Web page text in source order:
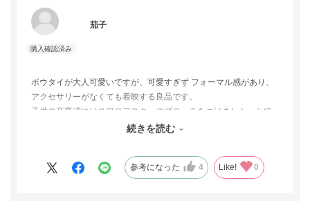
茄子
ボウタイが大人可愛いですが、可愛すぎず フォーマル感があり、
アクセサリーがなくても着映する良品です。
子供の卒業式にはスワロフスキーのブローチをつけました。とて
も高級感があり、頼れる1着です。冠婚葬祭 全てに使えるので 、
続きを読む
参考になった 4 Like! 0